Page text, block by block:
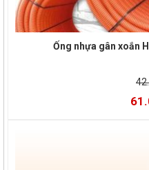
Ống nhựa gân xoắn